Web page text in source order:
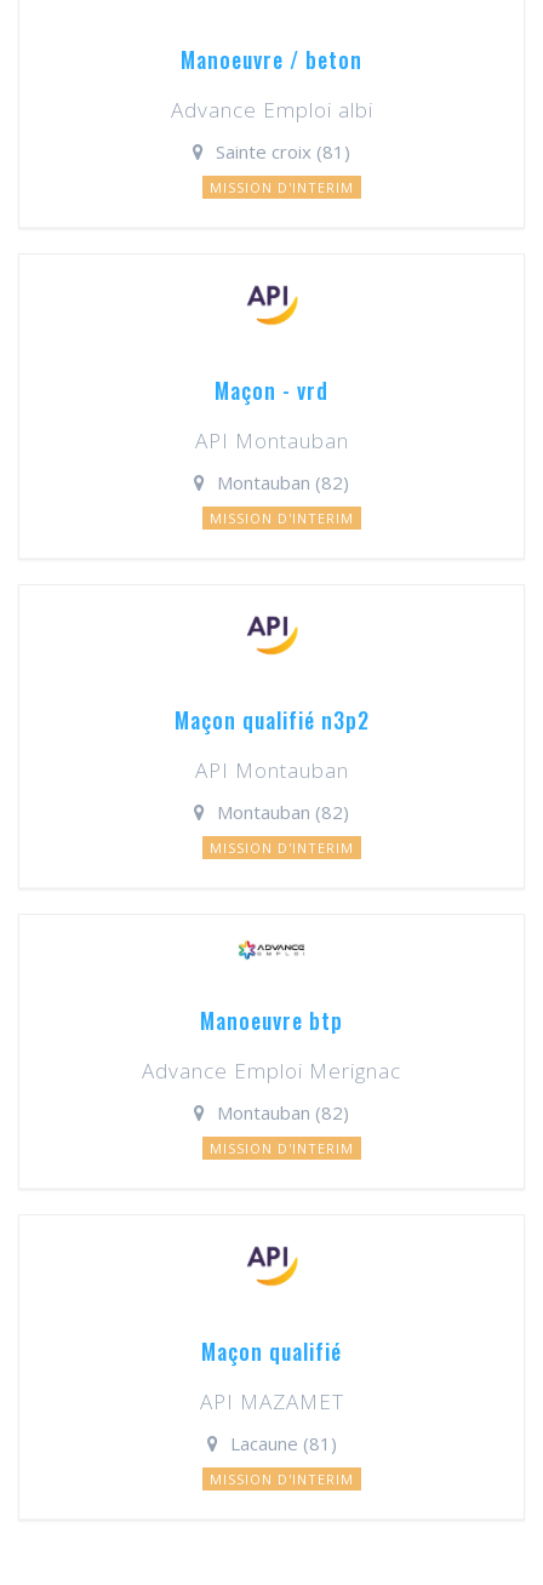
Manoeuvre / beton
Advance Emploi albi
Sainte croix (81)
MISSION D'INTERIM
Maçon - vrd
API Montauban
Montauban (82)
MISSION D'INTERIM
Maçon qualifié n3p2
API Montauban
Montauban (82)
MISSION D'INTERIM
Manoeuvre btp
Advance Emploi Merignac
Montauban (82)
MISSION D'INTERIM
Maçon qualifié
API MAZAMET
Lacaune (81)
MISSION D'INTERIM